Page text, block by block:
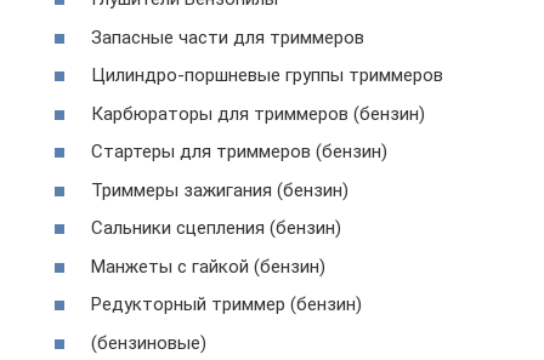
Запасные части для триммеров
Цилиндро-поршневые группы триммеров
Карбюраторы для триммеров (бензин)
Стартеры для триммеров (бензин)
Триммеры зажигания (бензин)
Сальники сцепления (бензин)
Манжеты с гайкой (бензин)
Редукторный триммер (бензин)
(бензиновые)